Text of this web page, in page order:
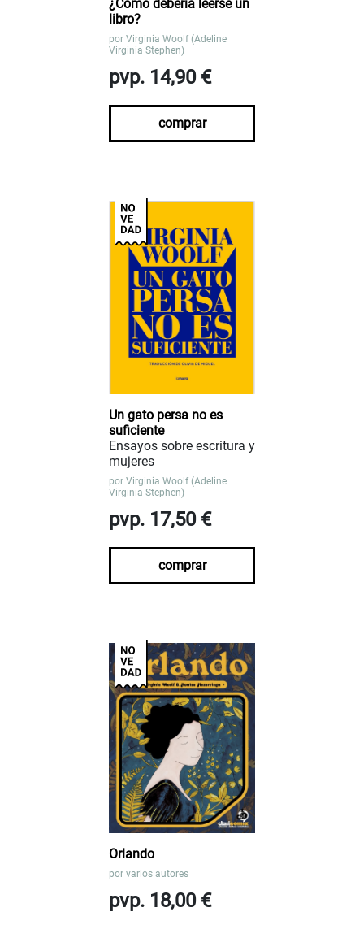
¿Cómo debería leerse un
libro?
por Virginia Woolf (Adeline
Virginia Stephen)
pvp. 14,90 €
comprar
Un gato persa no es
suficiente
Ensayos sobre escritura y
mujeres
por Virginia Woolf (Adeline
Virginia Stephen)
pvp. 17,50 €
comprar
Orlando
por varios autores
pvp. 18,00 €